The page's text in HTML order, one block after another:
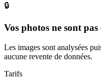
🔒
Vos photos ne sont pas
Les images sont analysées
aucune revente de données.
Tarifs